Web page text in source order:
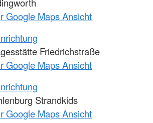
Google Maps Ansicht
Friedrichstraße
Google Maps Ansicht
Strandkids
Google Maps Ansicht